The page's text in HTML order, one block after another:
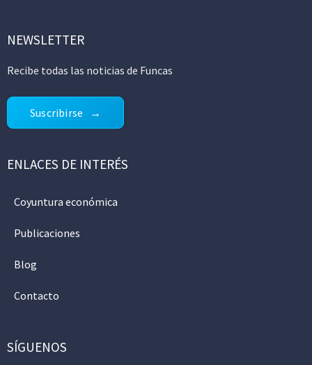
NEWSLETTER
Recibe todas las noticias de Funcas
Suscribirse
ENLACES DE INTERÉS
Coyuntura económica
Publicaciones
Blog
Contacto
SÍGUENOS